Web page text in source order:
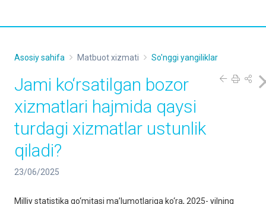
Asosiy sahifa Matbuot xizmati So'nggi yangiliklar
Jami ko‘rsatilgan bozor
xizmatlari hajmida qaysi
turdagi xizmatlar ustunlik
qiladi?
23/06/2025
Milliy statistika qo‘mitasi ma’lumotlariga ko‘ra, 2025- yilning